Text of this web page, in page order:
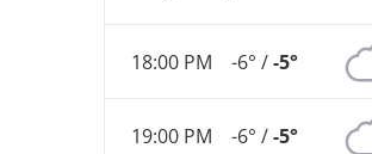
18:00 PM -6° /-5°
19:00 PM -6° /-5°